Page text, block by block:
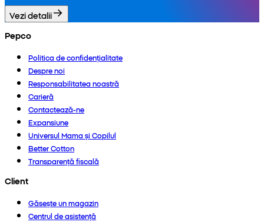
Vezi detalii
Pepco
Politica de confidențialitate
Despre noi
Responsabilitatea noastră
Carieră
Contactează-ne
Expansiune
Universul Mama și Copilul
Better Cotton
Transparență fiscală
Client
Găsește un magazin
Centrul de asistență